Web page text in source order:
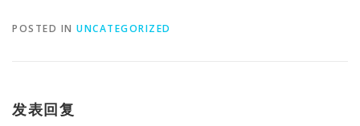
POSTED IN UNCATEGORIZED
发表回复